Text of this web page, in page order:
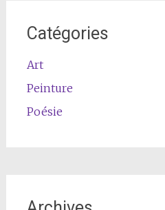
Catégories
Art
Peinture
Poésie